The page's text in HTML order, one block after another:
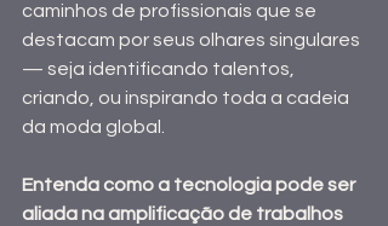
caminhos de profissionais que se
destacam por seus olhares singulares
— seja identificando talentos,
criando, ou inspirando toda a cadeia
da moda global.
Entenda como a tecnologia pode ser
aliada na amplificação de trabalhos